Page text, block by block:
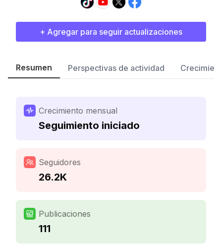
+ Agregar para seguir actualizaciones
Resumen Perspectivas de actividad
Crecimiento mensual
Seguimiento iniciado
Seguidores
26.2K
Publicaciones
111